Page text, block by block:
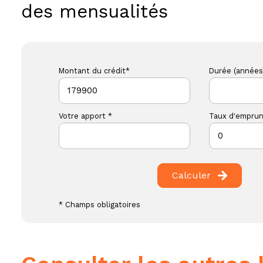
des mensualités
Montant du crédit* Durée
Votre apport * Taux
Calculer
* Champs obligatoires